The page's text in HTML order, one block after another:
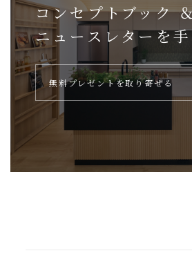
コンセプトブック
ニュースレターを
無料プレゼントを取り寄せる